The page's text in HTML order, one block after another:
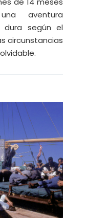
aventura
dura según el
circunstancias